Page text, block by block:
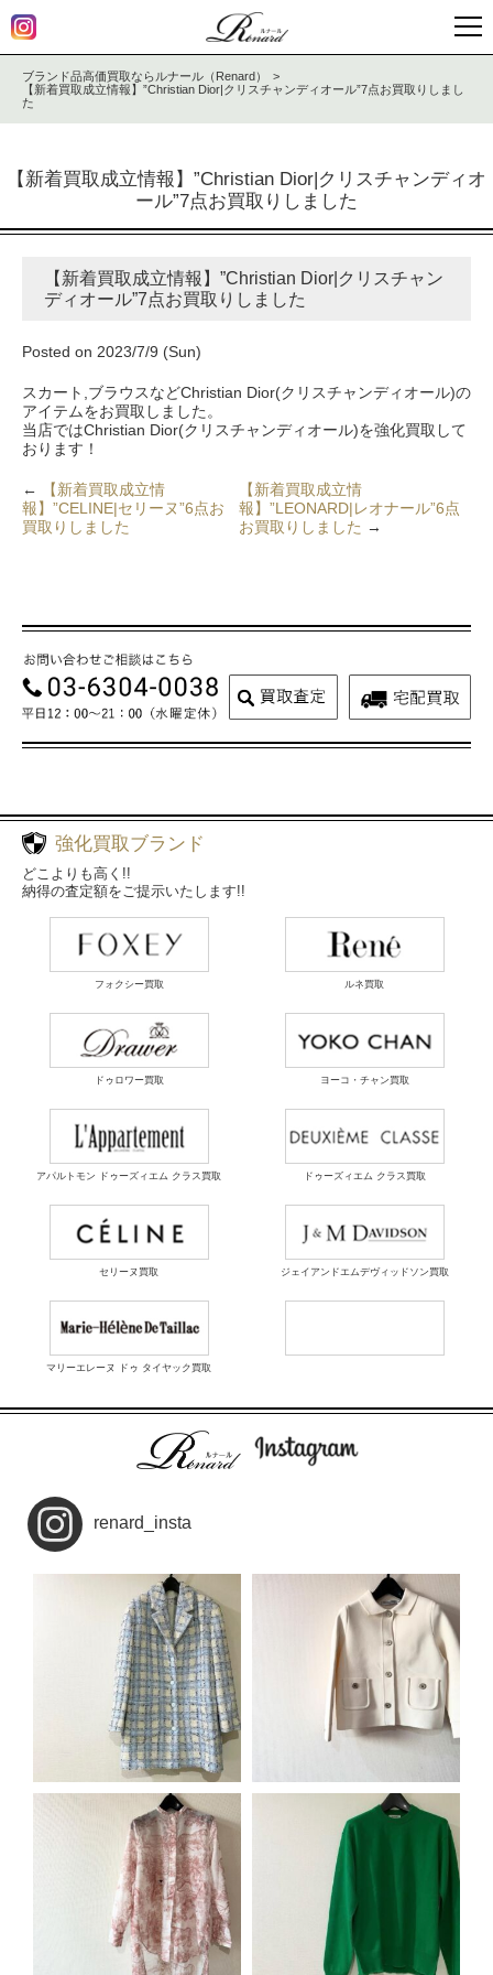
ブランド品高価買取ならルナール（Renard）
【新着買取成立情報】”Christian Dior|クリスチャンディオール”7点お買取りしまし
た
【新着買取成立情報】”Christian Dior|クリスチャンディオ
ール”7点お買取りしました
【新着買取成立情報】”Christian Dior|クリスチャン
ディオール”7点お買取りしました
Posted on 2023/7/9 (Sun)
スカート,ブラウスなどChristian Dior(クリスチャンディオール)の
アイテムをお買取しました。
当店ではChristian Dior(クリスチャンディオール)を強化買取して
おります！
←
【新着買取成立情
報】”CELINE|セリーヌ”6点お
買取りしました
【新着買取成立情
報】”LEONARD|レオナール”6点
お買取りしました →
強化買取ブランド
どこよりも高く!!
納得の査定額をご提示いたします!!
フォクシー買取 ルネ買取
ドゥロワー買取 ヨーコ・チャン買取
アパルトモン ドゥーズィエム クラス買取 ドゥーズィエム クラス買取
セリーヌ買取 ジェイアンドエムデヴィッドソン買取
マリーエレーヌ ドゥ タイヤック買取
renard_insta